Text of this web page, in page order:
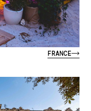
FRANCE